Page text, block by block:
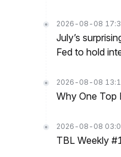
2026-08-08
July’s
Fed to hold
2026-08-08
Why One Top
2026-08-08
TBL Weekly